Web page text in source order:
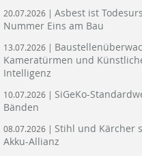
20.07.2026 | Asbest ist
Nummer Eins am Bau
13.07.2026 |
Kameratürmen und
Intelligenz
10.07.2026 | SiGeKo-
Bänden
08.07.2026 | Stihl und Kärcher
Akku-Allianz